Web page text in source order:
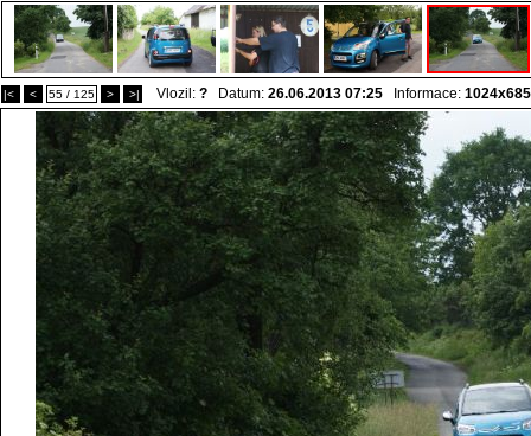
|< < 55 / 125 > >| Vlozil: ? Datum: 26.06.2013 07:25 Informace: